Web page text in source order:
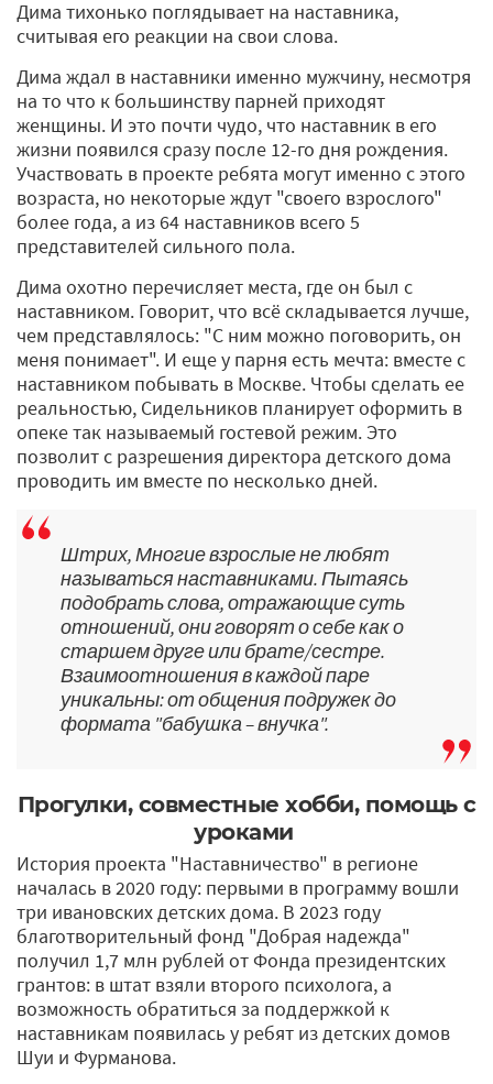
Дима тихонько поглядывает на наставника,
считывая его реакции на свои слова.
Дима ждал в наставники именно мужчину, несмотря
на то что к большинству парней приходят
женщины. И это почти чудо, что наставник в его
жизни появился сразу после 12-­го дня рождения.
Участвовать в проекте ребята могут именно с этого
возраста, но некоторые ждут "своего взрослого"
более года, а из 64 наставников всего 5
представителей сильного пола.
Дима охотно перечисляет места, где он был с
наставником. Говорит, что всё складывается лучше,
чем представлялось: "С ним можно поговорить, он
меня понимает". И еще у парня есть мечта: вместе с
наставником побывать в Москве. Чтобы сделать ее
реальностью, Сидельников планирует оформить в
опеке так называемый гостевой режим. Это
позволит с разрешения директора детского дома
проводить им вместе по несколько дней.
Штрих, Многие взрослые не любят
называться наставниками. Пытаясь
подобрать слова, отражающие суть
отношений, они говорят о себе как о
старшем друге или брате/сестре.
Взаимоотношения в каждой паре
уникальны: от общения подружек до
формата "бабушка – внучка".
Прогулки, совместные хобби, помощь с
уроками
История проекта "Наставни­чество" в регионе
началась в 2020 году: первыми в программу вошли
три ивановских детских дома. В 2023 году
благотворительный фонд "Добрая надежда"
получил 1,7 млн рублей от Фонда президентских
грантов: в штат взяли второго психолога, а
возможность обратиться за поддержкой к
наставникам появилась у ребят из детских домов
Шуи и Фурманова.